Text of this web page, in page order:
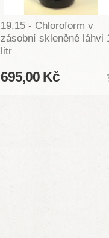
19.15 - Chloroform v
zásobní skleněné láhvi
litr
695,00 Kč